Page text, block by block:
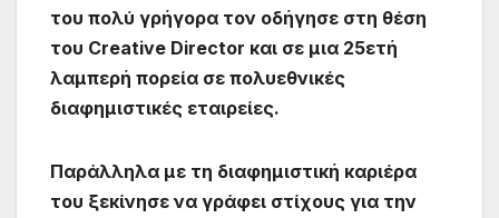
του πολύ γρήγορα τον οδήγησε στη θέση
του Creative Director και σε μια 25ετή
λαμπερή πορεία σε πολυεθνικές
διαφημιστικές εταιρείες.
Παράλληλα με τη διαφημιστική καριέρα
του ξεκίνησε να γράφει στίχους για την